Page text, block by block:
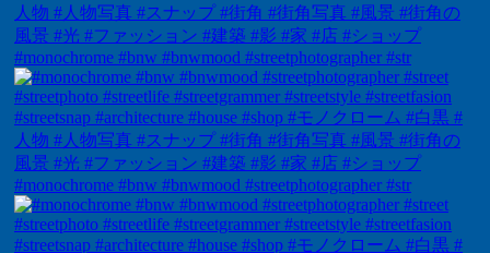
#monochrome #bnw #bnwmood #streetphotographer #str
#monochrome #bnw #bnwmood #streetphotographer #str